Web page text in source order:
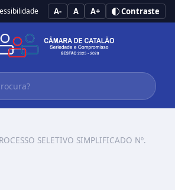
A- A A+ Contraste
SELETIVO SIMPLIFICADO Nº.